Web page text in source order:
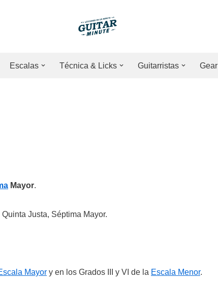
Escalas Técnica & Licks Guitarristas Gear
Mayor.
Justa, Séptima Mayor.
Mayor y en los Grados III y VI de la Escala Menor.